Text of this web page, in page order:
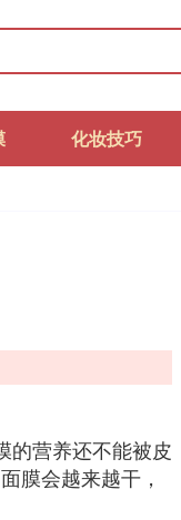
化妆技巧
的营养还不能被皮
膜会越来越干，